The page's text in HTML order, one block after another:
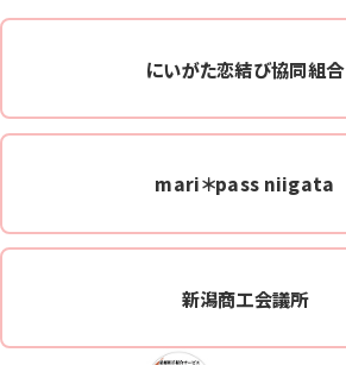
にいがた恋結び協同組合
mari＊pass niigata
新潟商工会議所